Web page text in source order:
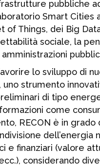
pubbliche
Smart Cities
of Things, dei Big
sociale, la
lo sviluppo di
uno strumento
di tipo
come
RECON è in
dell’energia
e finanziari (valore
considerando